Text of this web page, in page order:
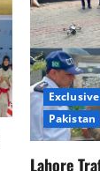
Pakistan
Lahore